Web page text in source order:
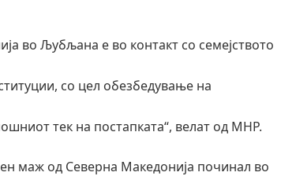
во Љубљана е во контакт со семејството
со цел обезбедување на
тек на постапката“, велат од МНР.
маж од Северна Македонија починал во